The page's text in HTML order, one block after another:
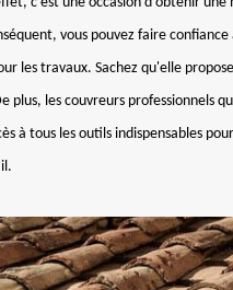
vous pouvez faire confiance
les travaux. Sachez qu'elle
plus, les couvreurs professionnels
à tous les outils indispensables